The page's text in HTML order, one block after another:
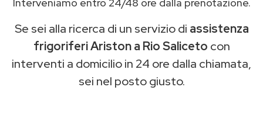
Se sei alla ricerca di un servizio di assistenza
frigoriferi Ariston a Rio Saliceto con
interventi a domicilio in 24 ore dalla chiamata,
sei nel posto giusto.